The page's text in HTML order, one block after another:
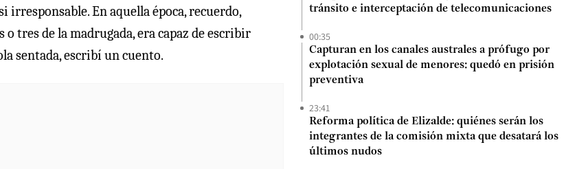
irresponsable. En aquella época, recuerdo,
tres de la madrugada, era capaz de escribir
sentada, escribí un cuento.
tránsito e interceptación de telecomunicaciones
00:35
Capturan en los canales australes a prófugo por
explotación sexual de menores: quedó en prisión
preventiva
23:41
Reforma política de Elizalde: quiénes serán los
integrantes de la comisión mixta que desatará los
últimos nudos